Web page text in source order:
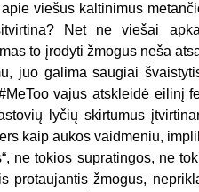
viešus kaltinimus
Net ne viešai
to įrodyti žmogus neša
juo galima saugiai
vajus atskleidė eilinį
lyčių skirtumus
kaip aukos vaidmeniu,
ne tokios supratingos, ne
protaujantis žmogus,